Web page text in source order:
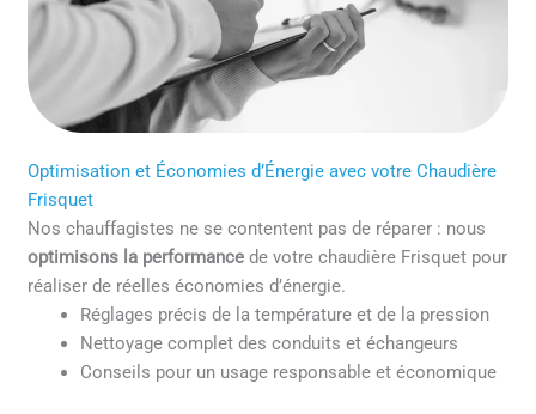
Optimisation et Économies d’Énergie avec votre Chaudière
Frisquet
Nos chauffagistes ne se contentent pas de réparer : nous
optimisons la performance de votre chaudière Frisquet pour
réaliser de réelles économies d’énergie.
Réglages précis de la température et de la pression
Nettoyage complet des conduits et échangeurs
Conseils pour un usage responsable et économique